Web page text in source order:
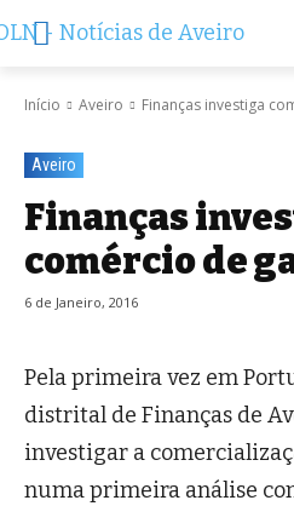
Início Aveiro Finanças investiga
Aveiro
Finanças
comércio de
6 de Janeiro, 2016
Pela primeira vez em
distrital de Finanças de
investigar a
numa primeira análise